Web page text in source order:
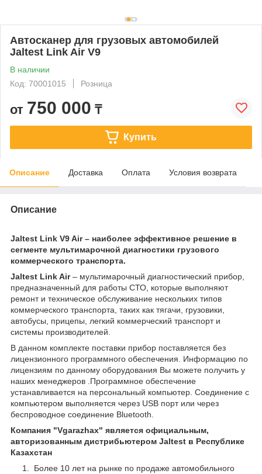
Автосканер для грузовых автомобилей
Jaltest Link Air V9
В наличии
Код: 70001015
Розница
от 750 000 ₸
Купить
Описание Доставка Оплата Условия возврата
Описание
Jaltest Link V9 Air – наиболее эффективное решение в
сегменте мультимарочной диагностики грузового
коммерческого транспорта.
Jaltest Link Air– мультимарочный диагностический прибор,
предназначенный для работы СТО, которые выполняют
ремонт и техническое обслуживание нескольких типов
коммерческого транспорта, таких как тягачи, грузовики,
автобусы, прицепы, легкий коммерческий транспорт и
системы производителей.
В данном комплекте поставки прибор поставляется без
лицензионного программного обеспечения. Информацию по
лицензиям по данному оборудования Вы можете получить у
наших менеджеров .Программное обеспечение
устанавливается на персональный компьютер. Соединение с
компьютером выполняется через USB порт или через
беспроводное соединение Bluetooth.
Компания "Vgarazhax" является официальным,
авторизованным дистрибьютером Jaltest в Республике
Казахстан
Более 10 лет на рынке по продаже автомобильного